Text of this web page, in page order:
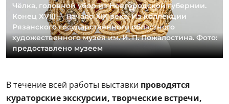
Чёлка, головной убор из Новгородской губернии.
Конец XVIII — начало XIX века. Из коллекции
Рязанского государственного областного
художественного музея им. И. П. Пожалостина. Фото:
предоставлено музеем
В течение всей работы выставки проводятся
кураторские экскурсии, творческие встречи,